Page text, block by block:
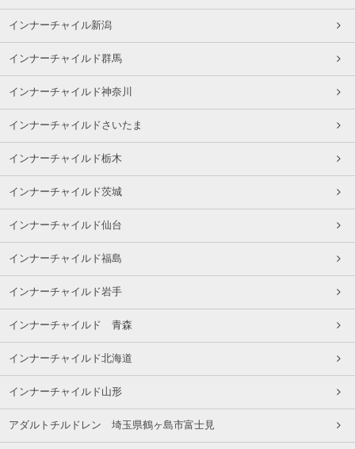
インナーチャイル新潟
インナーチャイルド群馬
インナーチャイルド神奈川
インナーチャイルドさいたま
インナーチャイルド栃木
インナーチャイルド茨城
インナーチャイルド仙台
インナーチャイルド福島
インナーチャイルド岩手
インナーチャイルド 青森
インナーチャイルド北海道
インナーチャイルド山形
アダルトチルドレン 埼玉県鶴ヶ島市富士見